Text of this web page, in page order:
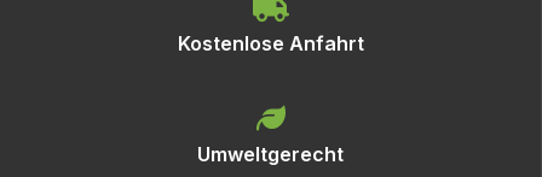
Kostenlose Anfahrt
Umweltgerecht